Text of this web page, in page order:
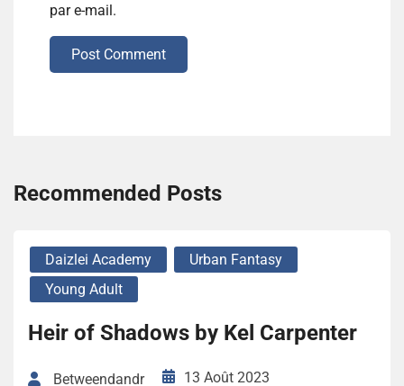
par e-mail.
Post Comment
Recommended Posts
Daizlei Academy
Urban Fantasy
Young Adult
Heir of Shadows by Kel Carpenter
Betweendandr 13 Août 2023